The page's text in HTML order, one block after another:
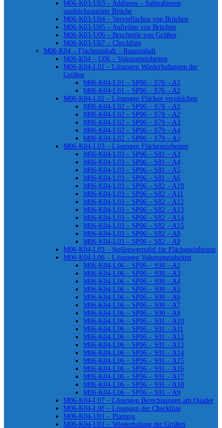
M06-K03-U03 – Addieren – Subtrahieren
ungleichnamiger Brüche
M06-K03-U04 – Vervielfachen von Brüchen
M06-K03-U05 – Aufteilen von Brüchen
M06-K03-U06 – Bruchteile von Größen
M06-K03-U07 – Checkliste
M06-K04 – Flächeninhalt – Rauminhalt
M06-K04 – U06 – Volumeneinheiten
M06-K04-L01 – Lösungen Wiederholungen der
Größen
M06-K04-L01 – SP06 – S76 – A1
M06-K04-L01 – SP06 – S76 – A2
M06-K04-L02 – Lösungen Flächen vergleichen
M06-K04-L02 – SP06 – S78 – A1
M06-K04-L02 – SP06 – S78 – A2
M06-K04-L02 – SP06 – S79 – A3
M06-K04-L02 – SP06 – S79 – A4
M06-K04-L02 – SP06 – S79 – A5
M06-K04-L03 – Lösungen Flächeneinheiten
M06-K04-L03 – SP06 – S81 – A3
M06-K04-L03 – SP06 – S81 – A4
M06-K04-L03 – SP06 – S81 – A5
M06-K04-L03 – SP06 – S81 – A6
M06-K04-L03 – SP06 – S82 – A10
M06-K04-L03 – SP06 – S82 – A11
M06-K04-L03 – SP06 – S82 – A12
M06-K04-L03 – SP06 – S82 – A13
M06-K04-L03 – SP06 – S82 – A14
M06-K04-L03 – SP06 – S82 – A15
M06-K04-L03 – SP06 – S82 – A8
M06-K04-L03 – SP06 – S82 – A9
M06-K04-L03 – Stellenwerttafel für Flächeneinheiten
M06-K04-L06 – Lösungen Volumeneinheiten
M06-K04-L06 – SP06 – S90 – A1
M06-K04-L06 – SP06 – S90 – A3
M06-K04-L06 – SP06 – S90 – A4
M06-K04-L06 – SP06 – S90 – A5
M06-K04-L06 – SP06 – S90 – A6
M06-K04-L06 – SP06 – S90 – A7
M06-K04-L06 – SP06 – S90 – A8
M06-K04-L06 – SP06 – S91 – A10
M06-K04-L06 – SP06 – S91 – A11
M06-K04-L06 – SP06 – S91 – A12
M06-K04-L06 – SP06 – S91 – A13
M06-K04-L06 – SP06 – S91 – A14
M06-K04-L06 – SP06 – S91 – A15
M06-K04-L06 – SP06 – S91 – A16
M06-K04-L06 – SP06 – S91 – A17
M06-K04-L06 – SP06 – S91 – A18
M06-K04-L06 – SP06 – S91 – A9
M06-K04-L07 – Lösungen Berechnungen am Quader
M06-K04-L08 – Lösungen der Checkliste
M06-K04-U01 – Planung
M06-K04-U01 – Wiederholung der Größen